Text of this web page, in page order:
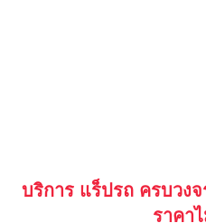
บริการ แร็ปรถ ครบวง
ราคา